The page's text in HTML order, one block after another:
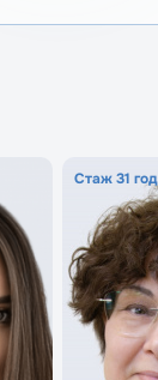
Стаж 31 год